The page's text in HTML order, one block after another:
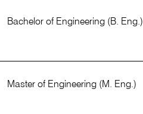
Bachelor of Engineering (B. Eng.)
Master of Engineering (M. Eng.)